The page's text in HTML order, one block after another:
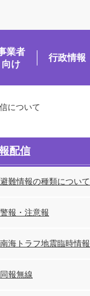
業者
向け
行政情報
について
配信
避難情報の種類について
警報・注意報
南海トラフ地震臨時情報
同報無線